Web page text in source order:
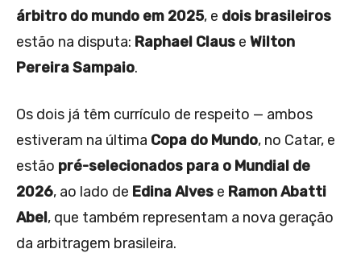
árbitro do mundo em 2025, e dois brasileiros
estão na disputa: Raphael Claus e Wilton
Pereira Sampaio.
Os dois já têm currículo de respeito — ambos
estiveram na última Copa do Mundo, no Catar, e
estão pré-selecionados para o Mundial de
2026, ao lado de Edina Alves e Ramon Abatti
Abel, que também representam a nova geração
da arbitragem brasileira.